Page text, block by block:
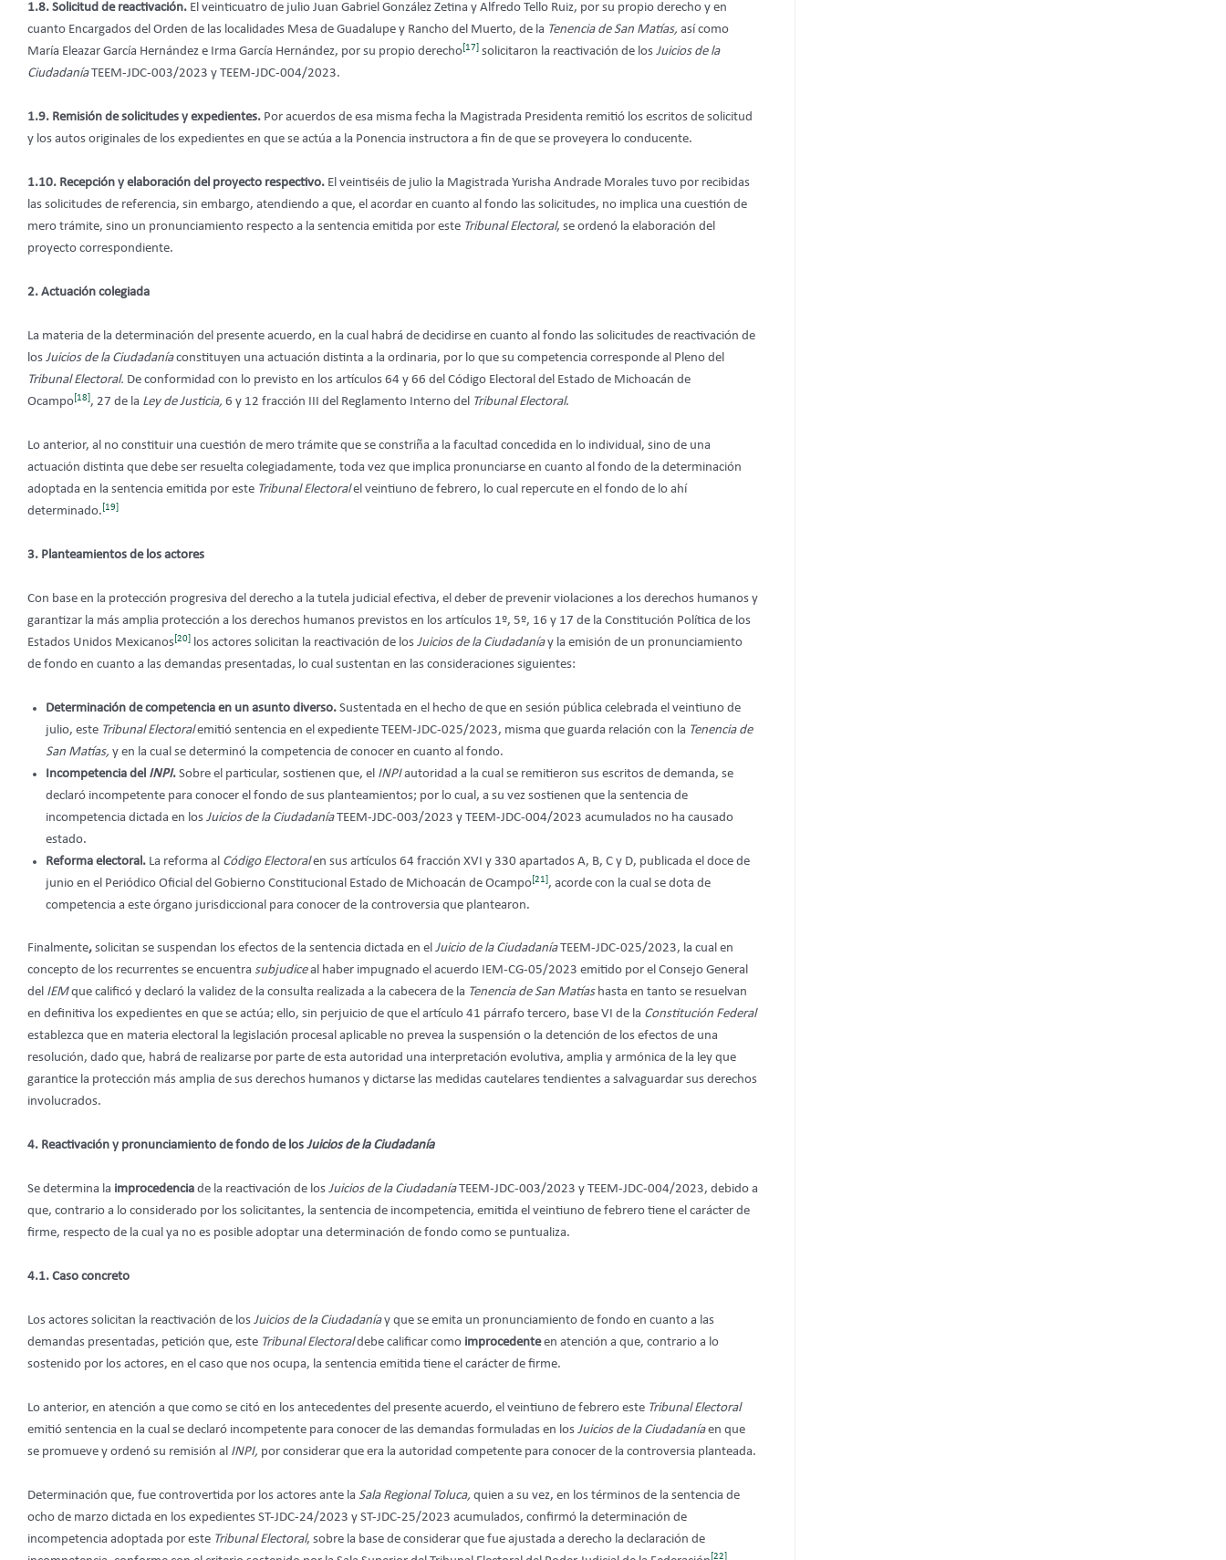
1.8. Solicitud de reactivación. El veinticuatro de julio Juan Gabriel González Zetina y Alfredo Tello Ruiz, por su propio derecho y en
cuanto Encargados del Orden de las localidades Mesa de Guadalupe y Rancho del Muerto, de la Tenencia de San Matías, así como
María Eleazar García Hernández e Irma García Hernández, por su propio derecho [17] solicitaron la reactivación de los Juicios de la
CiudadaníaTEEM-JDC-003/2023 y TEEM-JDC-004/2023.
1.9. Remisión de solicitudes y expedientes. Por acuerdos de esa misma fecha la Magistrada Presidenta remitió los escritos de solicitud
y los autos originales de los expedientes en que se actúa a la Ponencia instructora a fin de que se proveyera lo conducente.
1.10. Recepción y elaboración del proyecto respectivo. El veintiséis de julio la Magistrada Yurisha Andrade Morales tuvo por recibidas
las solicitudes de referencia, sin embargo, atendiendo a que, el acordar en cuanto al fondo las solicitudes, no implica una cuestión de
mero trámite, sino un pronunciamiento respecto a la sentencia emitida por este Tribunal Electoral, se ordenó la elaboración del
proyecto correspondiente.
2. Actuación colegiada
La materia de la determinación del presente acuerdo, en la cual habrá de decidirse en cuanto al fondo las solicitudes de reactivación de
los Juicios de la Ciudadaníaconstituyen una actuación distinta a la ordinaria, por lo que su competencia corresponde al Pleno del
Tribunal Electoral. De conformidad con lo previsto en los artículos 64 y 66 del Código Electoral del Estado de Michoacán de
Ocampo [18] , 27 de la Ley de Justicia, 6 y 12 fracción III del Reglamento Interno del Tribunal Electoral.
Lo anterior, al no constituir una cuestión de mero trámite que se constriña a la facultad concedida en lo individual, sino de una
actuación distinta que debe ser resuelta colegiadamente, toda vez que implica pronunciarse en cuanto al fondo de la determinación
adoptada en la sentencia emitida por este Tribunal Electoralel veintiuno de febrero, lo cual repercute en el fondo de lo ahí
determinado. [19]
3. Planteamientos de los actores
Con base en la protección progresiva del derecho a la tutela judicial efectiva, el deber de prevenir violaciones a los derechos humanos y
garantizar la más amplia protección a los derechos humanos previstos en los artículos 1º, 5º, 16 y 17 de la Constitución Política de los
Estados Unidos Mexicanos [20] los actores solicitan la reactivación de los Juicios de la Ciudadaníay la emisión de un pronunciamiento
de fondo en cuanto a las demandas presentadas, lo cual sustentan en las consideraciones siguientes:
Determinación de competencia en un asunto diverso. Sustentada en el hecho de que en sesión pública celebrada el veintiuno de
julio, este Tribunal Electoralemitió sentencia en el expediente TEEM-JDC-025/2023, misma que guarda relación con la Tenencia de
San Matías, y en la cual se determinó la competencia de conocer en cuanto al fondo.
Incompetencia del INPI. Sobre el particular, sostienen que, el INPIautoridad a la cual se remitieron sus escritos de demanda, se
declaró incompetente para conocer el fondo de sus planteamientos; por lo cual, a su vez sostienen que la sentencia de
incompetencia dictada en los Juicios de la CiudadaníaTEEM-JDC-003/2023 y TEEM-JDC-004/2023 acumulados no ha causado
estado.
Reforma electoral. La reforma al Código Electoralen sus artículos 64 fracción XVI y 330 apartados A, B, C y D, publicada el doce de
junio en el Periódico Oficial del Gobierno Constitucional Estado de Michoacán de Ocampo [21] , acorde con la cual se dota de
competencia a este órgano jurisdiccional para conocer de la controversia que plantearon.
Finalmente, solicitan se suspendan los efectos de la sentencia dictada en el Juicio de la CiudadaníaTEEM-JDC-025/2023, la cual en
concepto de los recurrentes se encuentra subjudiceal haber impugnado el acuerdo IEM-CG-05/2023 emitido por el Consejo General
del IEMque calificó y declaró la validez de la consulta realizada a la cabecera de la Tenencia de San Matíashasta en tanto se resuelvan
en definitiva los expedientes en que se actúa; ello, sin perjuicio de que el artículo 41 párrafo tercero, base VI de la Constitución Federal
establezca que en materia electoral la legislación procesal aplicable no prevea la suspensión o la detención de los efectos de una
resolución, dado que, habrá de realizarse por parte de esta autoridad una interpretación evolutiva, amplia y armónica de la ley que
garantice la protección más amplia de sus derechos humanos y dictarse las medidas cautelares tendientes a salvaguardar sus derechos
involucrados.
4. Reactivación y pronunciamiento de fondo de los Juicios de la Ciudadanía
Se determina la improcedencia de la reactivación de los Juicios de la CiudadaníaTEEM-JDC-003/2023 y TEEM-JDC-004/2023, debido a
que, contrario a lo considerado por los solicitantes, la sentencia de incompetencia, emitida el veintiuno de febrero tiene el carácter de
firme, respecto de la cual ya no es posible adoptar una determinación de fondo como se puntualiza.
4.1. Caso concreto
Los actores solicitan la reactivación de los Juicios de la Ciudadaníay que se emita un pronunciamiento de fondo en cuanto a las
demandas presentadas, petición que, este Tribunal Electoraldebe calificar como improcedenteen atención a que, contrario a lo
sostenido por los actores, en el caso que nos ocupa, la sentencia emitida tiene el carácter de firme.
Lo anterior, en atención a que como se citó en los antecedentes del presente acuerdo, el veintiuno de febrero este Tribunal Electoral
emitió sentencia en la cual se declaró incompetente para conocer de las demandas formuladas en los Juicios de la Ciudadaníaen que
se promueve y ordenó su remisión al INPI, por considerar que era la autoridad competente para conocer de la controversia planteada.
Determinación que, fue controvertida por los actores ante la Sala Regional Toluca, quien a su vez, en los términos de la sentencia de
ocho de marzo dictada en los expedientes ST-JDC-24/2023 y ST-JDC-25/2023 acumulados, confirmó la determinación de
incompetencia adoptada por este Tribunal Electoral, sobre la base de considerar que fue ajustada a derecho la declaración de
[22]